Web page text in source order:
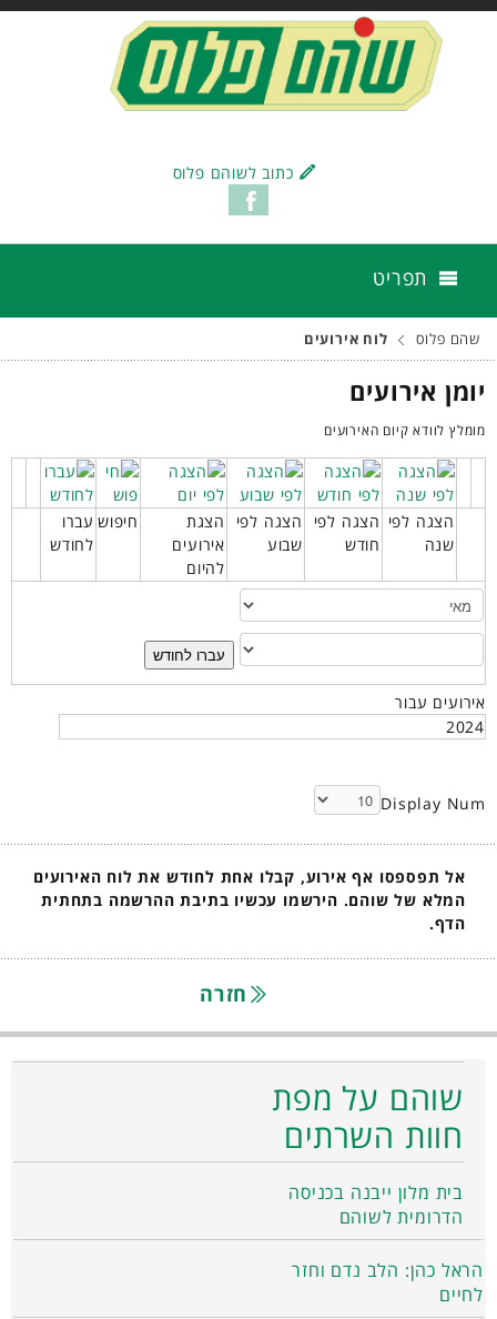
כתוב לשוהם פלוס
תפריט
שהם פלוס לוח אירועים
יומן אירועים
מומלץ לוודא קיום האירועים
הצגה לפי
שנה
הצגה לפי
חודש
הצגה לפי
שבוע
הצגת
אירועים
להיום
חיפוש עברו
לחודש
עברו לחודש
אירועים עבור
2024
Display Num
אל תפספסו אף אירוע, קבלו אחת לחודש את לוח האירועים
המלא של שוהם. הירשמו עכשיו בתיבת ההרשמה בתחתית
הדף.
חזרה
שוהם על מפת
חוות השרתים
בית מלון ייבנה בכניסה
הדרומית לשוהם
הראל כהן: הלב נדם וחזר
לחיים